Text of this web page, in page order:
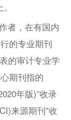
者，在有国内
的专业期刊
的审计专业学
期刊指的
年版)”收录
来源期刊”收